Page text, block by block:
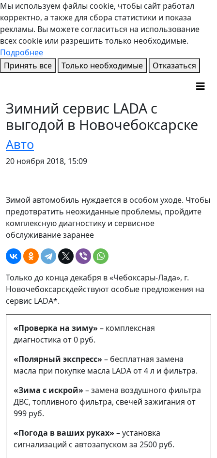
Мы используем файлы cookie, чтобы сайт работал
корректно, а также для сбора статистики и показа
рекламы. Вы можете согласиться на использование
всех cookie или разрешить только необходимые.
Подробнее
Принять все
Только необходимые Отказаться
Зимний сервис LADA с
выгодой в Новочебоксарске
Авто
20 ноября 2018, 15:09
Зимой автомобиль нуждается в особом уходе. Чтобы
предотвратить неожиданные проблемы, пройдите
комплексную диагностику и сервисное
обслуживание заранее
Только до конца декабря в «Чебоксары-Лада», г.
Новочебоксарскдействуют особые предложения на
сервис LADA*.
«Проверка на зиму» – комплексная
диагностика от 0 руб.
«Полярный экспресс» – бесплатная замена
масла при покупке масла LADA от 4 л и фильтра.
«Зима с искрой» – замена воздушного фильтра
ДВС, топливного фильтра, свечей зажигания от
999 руб.
«Погода в ваших руках» – установка
сигнализаций с автозапуском за 2500 руб.